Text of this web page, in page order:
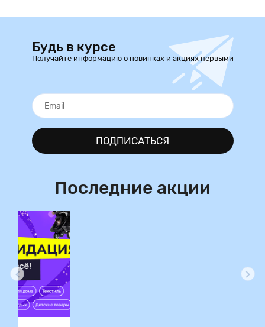
Будь в курсе
Получайте информацию о новинках и акциях первыми
ПОДПИСАТЬСЯ
Последние акции